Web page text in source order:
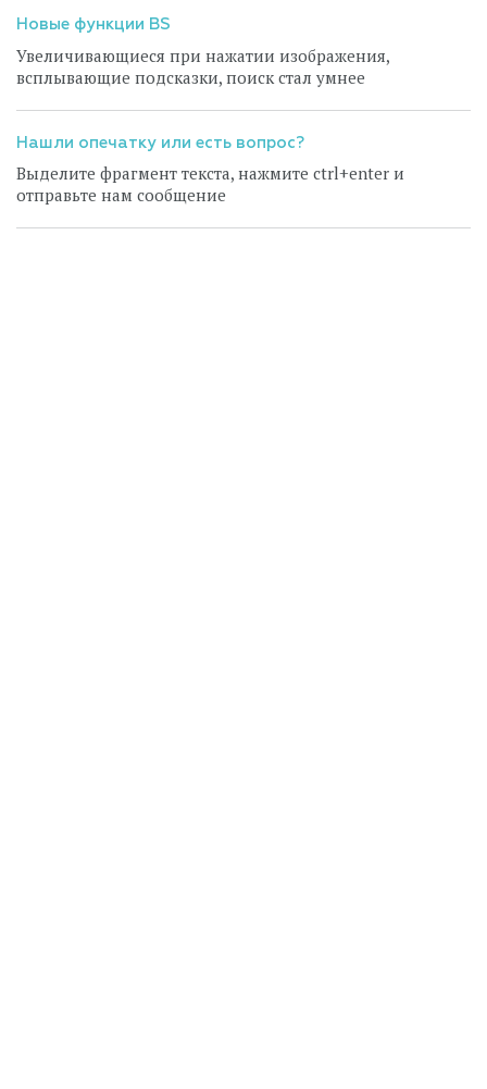
Новые функции BS
Увеличивающиеся при нажатии изображения,
всплывающие подсказки, поиск стал умнее
Нашли опечатку или есть вопрос?
Выделите фрагмент текста, нажмите ctrl+enter и
отправьте нам сообщение